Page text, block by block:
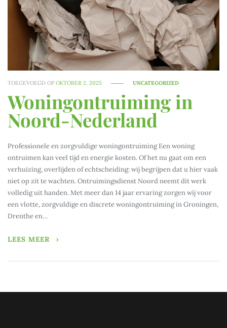
TOEGEVOEGD OPOKTOBER 2, 2025 UNCATEGORIZED
Woningontruiming in
Noord-Nederland
Professionele en zorgvuldige woningontruiming Een woning
ontruimen kan veel tijd en energie kosten. Of het nu gaat om een
verhuizing, overlijden of echtscheiding: wij begrijpen dat u hier vaak
niet op zit te wachten. Ontruimingsdienst Noord neemt dit werk
volledig uit handen. Met meer dan 14 jaar ervaring zorgen wij voor
een vlotte, zorgvuldige en discrete woningontruiming in Groningen,
Drenthe en…
LEES MEER